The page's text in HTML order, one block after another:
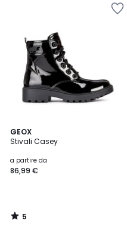
GEOX
Stivali Casey
a partire da
86,99 €
5
/
5
/